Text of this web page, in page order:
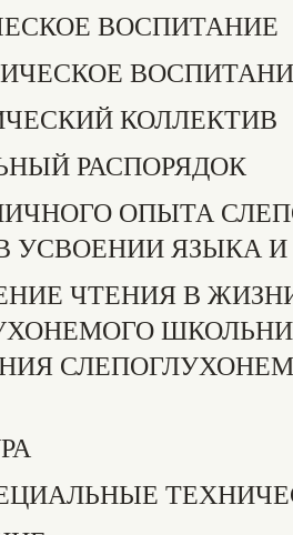
ВОСПИТАНИЕ
КОЛЛЕКТИВ
РАСПОРЯДОК
ОПЫТА
УСВОЕНИИ ЯЗЫКА
ЧТЕНИЯ В